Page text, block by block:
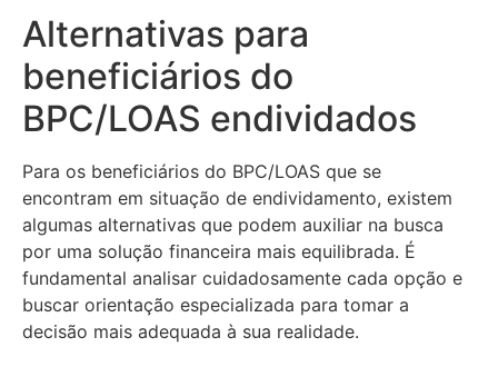
Alternativas para
beneficiários do
BPC/LOAS endividados
Para os beneficiários do BPC/LOAS que se
encontram em situação de endividamento, existem
algumas alternativas que podem auxiliar na busca
por uma solução financeira mais equilibrada. É
fundamental analisar cuidadosamente cada opção e
buscar orientação especializada para tomar a
decisão mais adequada à sua realidade.